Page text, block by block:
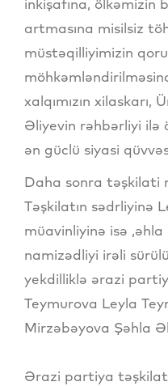
inkişafına, ölkəmizin
artmasına misilsiz
müstəqilliyimizin
xalqımızın
Əliyevin rəhbərliyi ilə
ən güclü siyasi
Daha sonra təşkilati
Təşkilatın sədrliyinə
müavinliyinə isə ,əhla
namizədliyi irəli
yekdilliklə ərazi
Teymurova Leyla
Mirzəbəyova Şəhla
Ərazi partiya